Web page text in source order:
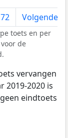
Volgende
toets en per
de
vervangen
2019-2020 is
eindtoets